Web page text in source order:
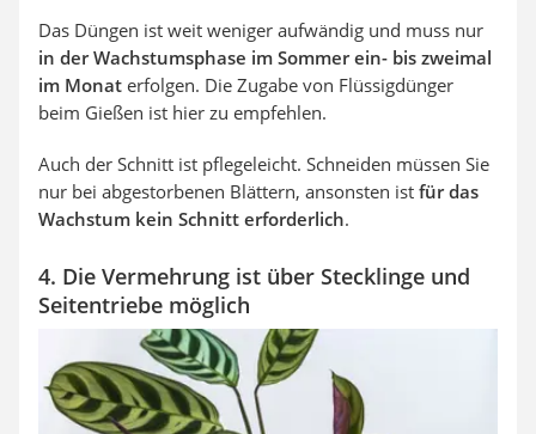
Das Düngen ist weit weniger aufwändig und muss nur
in der Wachstumsphase im Sommer ein- bis zweimal
im Monat erfolgen. Die Zugabe von Flüssigdünger
beim Gießen ist hier zu empfehlen.
Auch der Schnitt ist pflegeleicht. Schneiden müssen Sie
nur bei abgestorbenen Blättern, ansonsten ist für das
Wachstum kein Schnitt erforderlich.
4. Die Vermehrung ist über Stecklinge und
Seitentriebe möglich